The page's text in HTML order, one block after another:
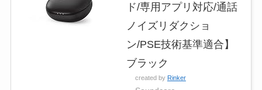
ド/専用アプリ対応/通話
ノイズリダクショ
ン/PSE技術基準適合】
ブラック
created by Rinker